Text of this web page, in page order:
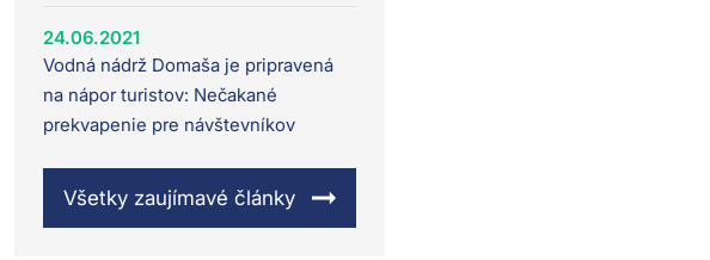
24.06.2021
Vodná nádrž Domaša je pripravená
na nápor turistov: Nečakané
prekvapenie pre návštevníkov
Všetky zaujímavé články